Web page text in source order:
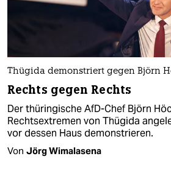
Thügida demonstriert gegen Björn
Rechts gegen Rechts
Der thüringische AfD-Chef Björn
Rechtsextremen von Thügida
vor dessen Haus demonstrieren.
Von Jörg Wimalasena